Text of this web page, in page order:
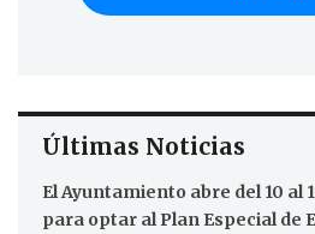
Últimas Noticias
El Ayuntamiento abre del 10 al
para optar al Plan Especial de